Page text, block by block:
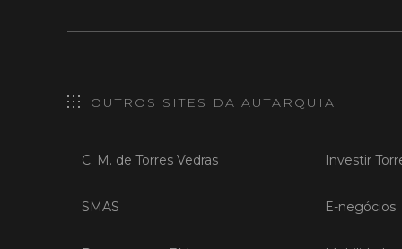
OUTROS SITES DA AUTARQUIA
C. M. de Torres Vedras
SMAS
Investir
E-negócios